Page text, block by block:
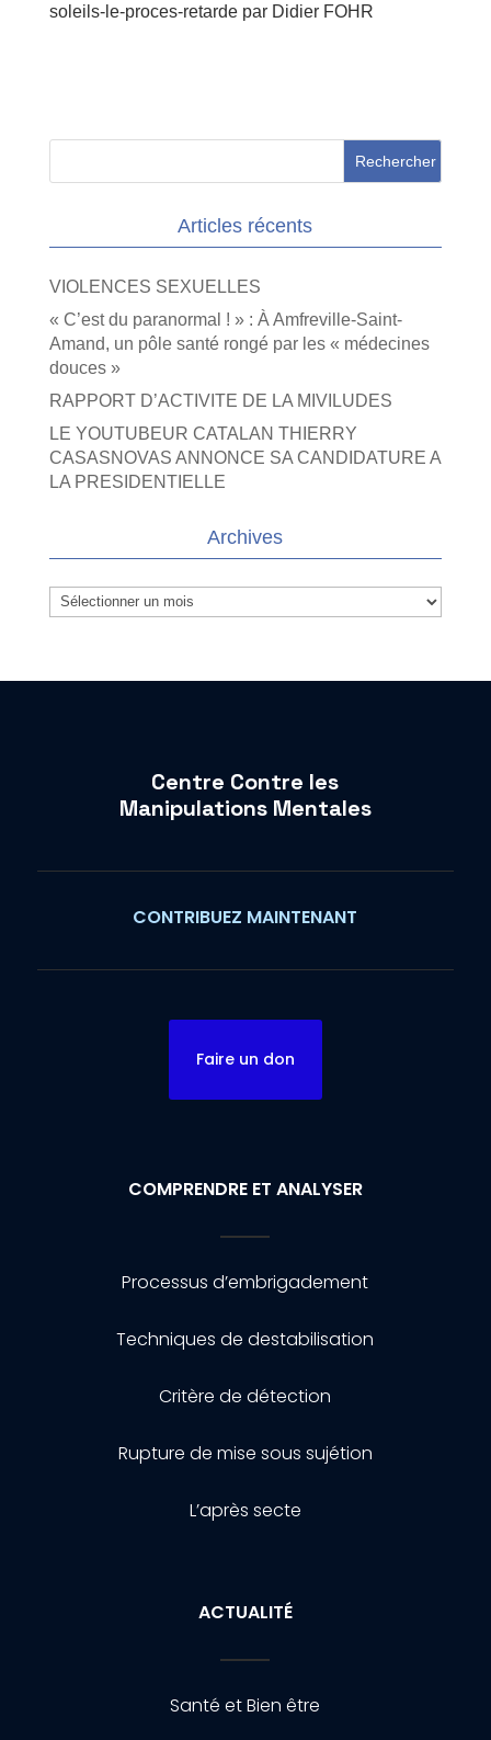
soleils-le-proces-retarde par Didier FOHR
Articles récents
VIOLENCES SEXUELLES
« C’est du paranormal ! » : À Amfreville-Saint-
Amand, un pôle santé rongé par les « médecines
douces »
RAPPORT D’ACTIVITE DE LA MIVILUDES
LE YOUTUBEUR CATALAN THIERRY
CASASNOVAS ANNONCE SA CANDIDATURE A
LA PRESIDENTIELLE
Archives
Archives
Centre Contre les
Manipulations Mentales
CONTRIBUEZ MAINTENANT
Faire un don
COMPRENDRE ET ANALYSER
Processus d’embrigadement
Techniques de destabilisation
Critère de détection
Rupture de mise sous sujétion
L’après secte
ACTUALITÉ
Santé et Bien être